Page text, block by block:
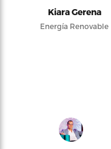
Kiara Gerena
Energía Renovable